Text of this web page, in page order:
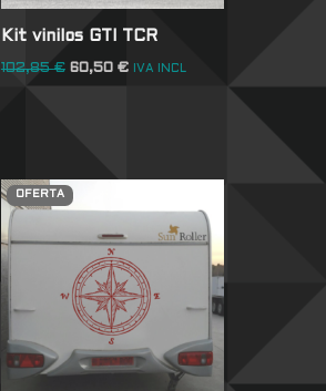
Kit vinilos GTI TCR
102,85€ 60,50 € IVA INCL
OFERTA